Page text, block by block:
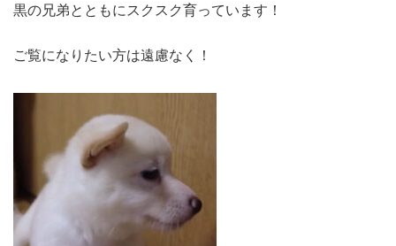
黒の兄弟とともにスクスク育っています！
ご覧になりたい方は遠慮なく！